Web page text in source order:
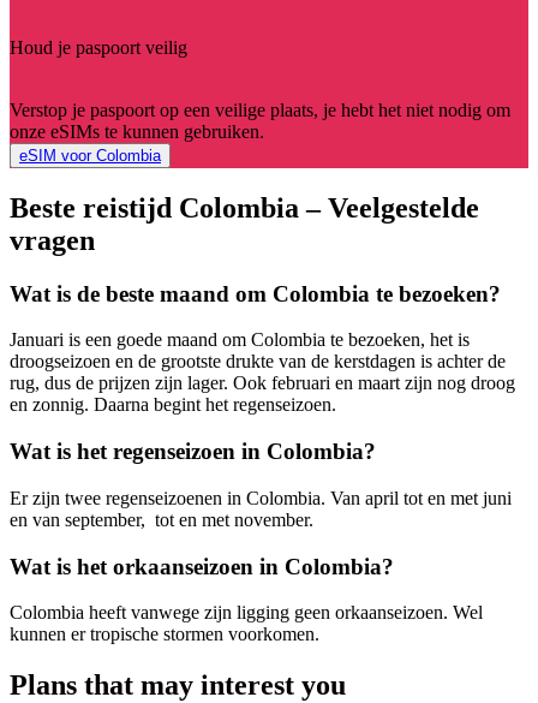
Houd je paspoort veilig
Verstop je paspoort op een veilige plaats, je hebt het niet nodig om
onze eSIMs te kunnen gebruiken.
eSIM voor Colombia
Beste reistijd Colombia – Veelgestelde
vragen
Wat is de beste maand om Colombia te bezoeken?
Januari is een goede maand om Colombia te bezoeken, het is
droogseizoen en de grootste drukte van de kerstdagen is achter de
rug, dus de prijzen zijn lager. Ook februari en maart zijn nog droog
en zonnig. Daarna begint het regenseizoen.
Wat is het regenseizoen in Colombia?
Er zijn twee regenseizoenen in Colombia. Van april tot en met juni
en van september, tot en met november.
Wat is het orkaanseizoen in Colombia?
Colombia heeft vanwege zijn ligging geen orkaanseizoen. Wel
kunnen er tropische stormen voorkomen.
Plans that may interest you